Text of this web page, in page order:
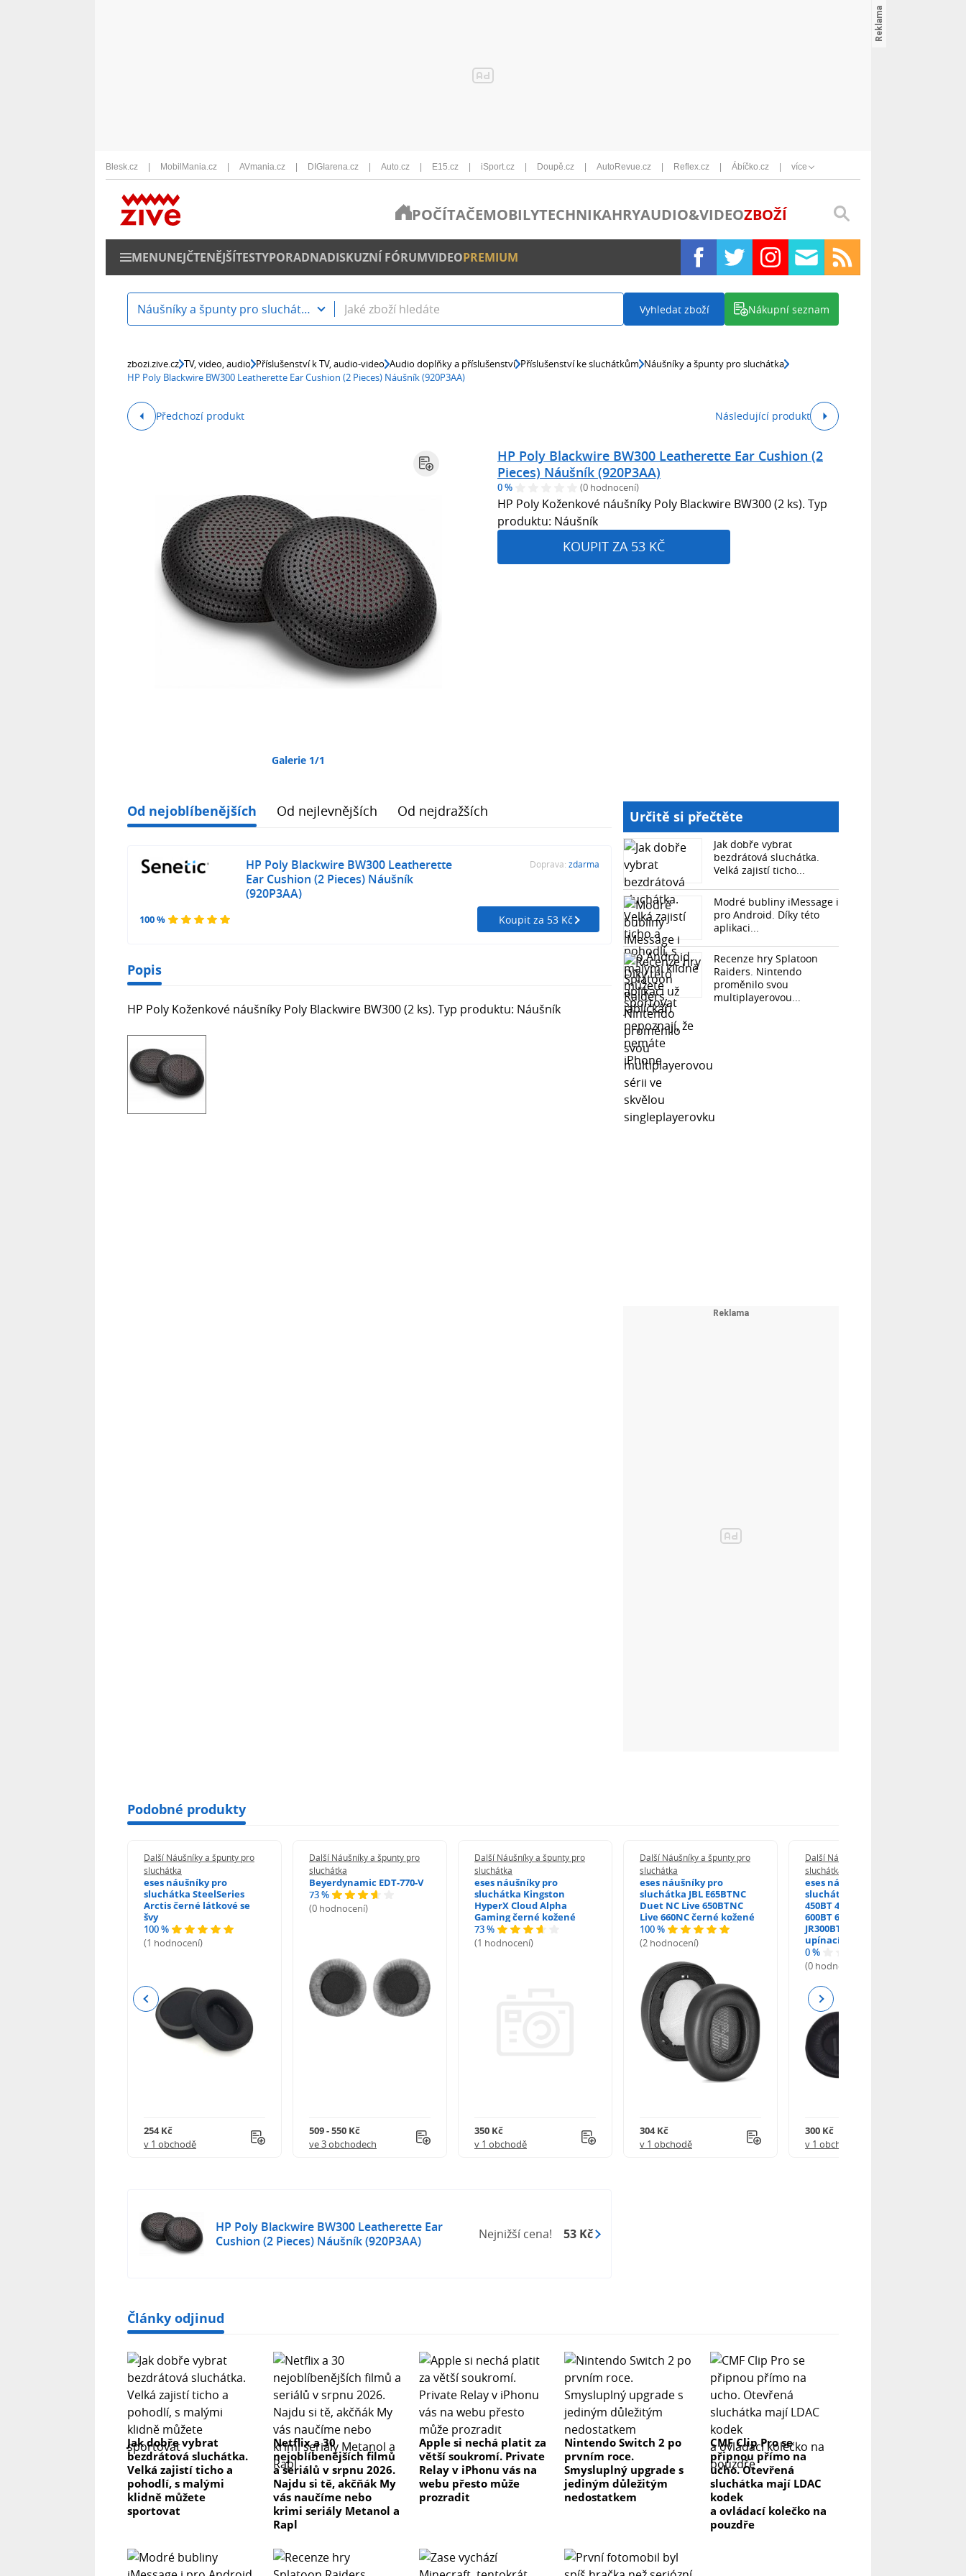
Blesk.cz MobilMania.cz AVmania.cz DIGIarena.cz Auto.cz E15.cz iSport.cz Doupě.cz AutoRevue.cz Reflex.cz Ábíčko.cz více
POČÍTAČEMOBILYTECHNIKAHRYAUDIO&VIDEOZBOŽÍ
MENUNEJČTENĚJŠÍTESTYPORADNADISKUZNÍ FÓRUMVIDEOPREMIUM
Náušníky a špunty pro sluchátka Vyhledat zboží Nákupní seznam
zbozi.zive.cz TV, video, audio Příslušenství k TV, audio-video Audio doplňky a příslušenství Příslušenství ke sluchátkům Náušníky a špunty pro sluchátka
HP Poly Blackwire BW300 Leatherette Ear Cushion (2 Pieces) Náušník (920P3AA)
Předchozí produkt Následující produkt
Galerie 1/1
HP Poly Blackwire BW300 Leatherette Ear Cushion (2
Pieces) Náušník (920P3AA)
0 % (0 hodnocení)
HP Poly Koženkové náušníky Poly Blackwire BW300 (2 ks). Typ
produktu: Náušník
KOUPIT ZA 53 KČ
Od nejoblíbenějších Od nejlevnějších Od nejdražších
100 %
HP Poly Blackwire BW300 Leatherette
Ear Cushion (2 Pieces) Náušník
(920P3AA)
Doprava: zdarma
Koupit za 53 Kč
Popis
HP Poly Koženkové náušníky Poly Blackwire BW300 (2 ks). Typ produktu: Náušník
Určitě si přečtěte
Jak dobře vybrat
bezdrátová sluchátka.
Velká zajistí ticho...
Modré bubliny iMessage i
pro Android. Díky této
aplikaci...
Recenze hry Splatoon
Raiders. Nintendo
proměnilo svou
multiplayerovou...
Podobné produkty
Další Náušníky a špunty pro
sluchátka
eses náušníky pro
sluchátka SteelSeries
Arctis černé látkové se
švy
100 %
(1 hodnocení)
254 Kč
v 1 obchodě
Další Náušníky a špunty pro
sluchátka
Beyerdynamic EDT-770-V
73 %
(0 hodnocení)
509 - 550 Kč
ve 3 obchodech
Další Náušníky a špunty pro
sluchátka
eses náušníky pro
sluchátka Kingston
HyperX Cloud Alpha
Gaming černé kožené
73 %
(1 hodnocení)
350 Kč
v 1 obchodě
Další Náušníky a špunty pro
sluchátka
eses náušníky pro
sluchátka JBL E65BTNC
Duet NC Live 650BTNC
Live 660NC černé kožené
100 %
(2 hodnocení)
304 Kč
v 1 obchodě
Další Náušníky a špunty pro
sluchátka
eses náušníky pro
sluchátka JBL Tune 450
450BT 460BT 500BT 600
600BT 600BTNC 660NC
JR300BT černé bez
upínacího mechanismu
0 %
(0 hodnocení)
300 Kč
v 1 obchodě
Previous Next
HP Poly Blackwire BW300 Leatherette Ear
Cushion (2 Pieces) Náušník (920P3AA)
Nejnižší cena! 53 Kč
Články odjinud
Jak dobře vybrat
bezdrátová sluchátka.
Velká zajistí ticho a
pohodlí, s malými
klidně můžete
sportovat
Netflix a 30
nejoblíbenějších filmů
a seriálů v srpnu 2026.
Najdu si tě, akčňák My
vás naučíme nebo
krimi seriály Metanol a
Rapl
Apple si nechá platit za
větší soukromí. Private
Relay v iPhonu vás na
webu přesto může
prozradit
Nintendo Switch 2 po
prvním roce.
Smysluplný upgrade s
jediným důležitým
nedostatkem
CMF Clip Pro se
připnou přímo na
ucho. Otevřená
sluchátka mají LDAC
kodek
a ovládací kolečko na
pouzdře